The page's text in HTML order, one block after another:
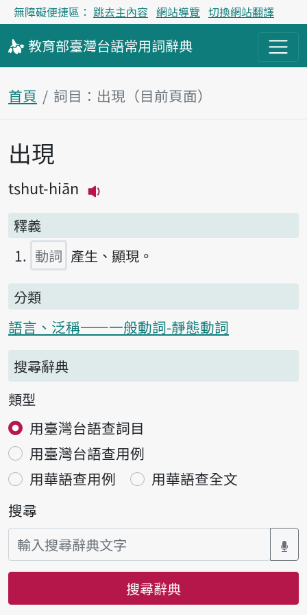
無障礙便捷區： 跳去主內容 網站導覽 切換網站翻譯
教育部臺灣台語常用詞辭典
首頁 詞目：出現（目前頁面）
主內容區塊
出現
tshut-hiān
釋義
動詞 產生、顯現。
分類
語言、泛稱——一般動詞-靜態動詞
搜尋辭典
類型
用臺灣台語查詞目
用臺灣台語查用例
用華語查用例
用華語查全文
搜尋
搜尋辭典